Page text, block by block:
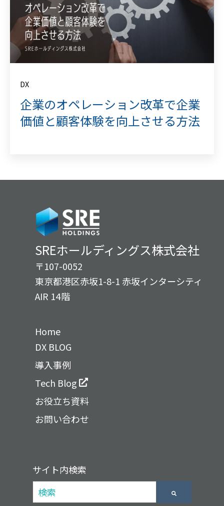
DX
企業のオペレーション改革で企業
価値と顧客体験を向上させる方法
SREホールディングス株式会社
〒107-0052
東京都港区赤坂1-8-1 赤坂インターシティ
AIR 14階
Home
DX BLOG
導入事例
Tech Blog
お役立ち資料
お問い合わせ
サイト内検索